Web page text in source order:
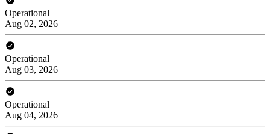
Operational
Aug 02, 2026
Operational
Aug 03, 2026
Operational
Aug 04, 2026